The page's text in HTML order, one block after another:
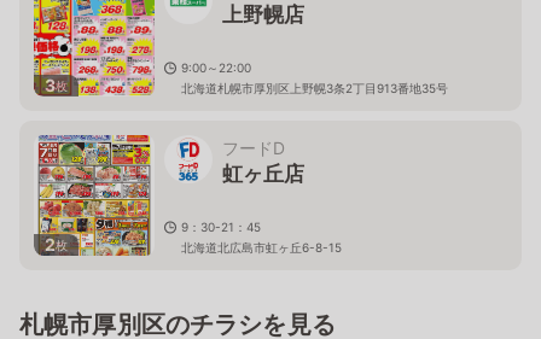
3枚
上野幌店
9:00～22:00
北海道札幌市厚別区上野幌3条2丁目913番地35号
2枚
フードD
虹ヶ丘店
9：30-21：45
北海道北広島市虹ヶ丘6-8-15
札幌市厚別区のチラシを見る